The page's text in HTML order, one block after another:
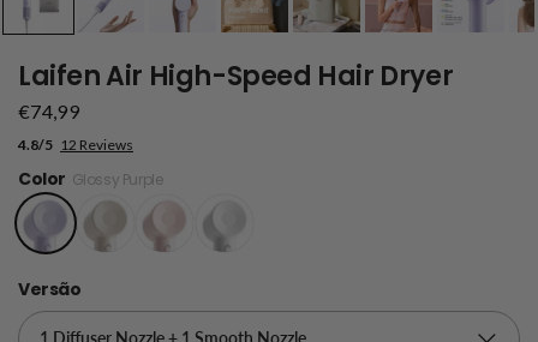
Laifen Air High-Speed Hair Dryer
€74,99
12 Reviews
4.8/5
Color Glossy Purple
Versão